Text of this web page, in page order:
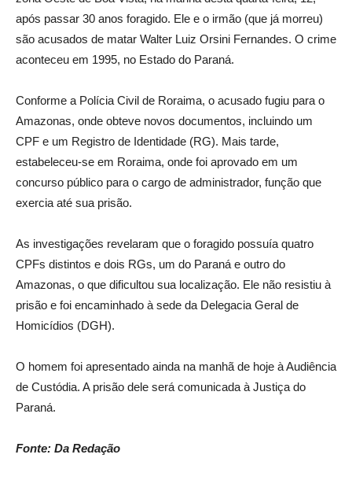
após passar 30 anos foragido. Ele e o irmão (que já morreu)
são acusados de matar Walter Luiz Orsini Fernandes. O crime
aconteceu em 1995, no Estado do Paraná.
Conforme a Polícia Civil de Roraima, o acusado fugiu para o
Amazonas, onde obteve novos documentos, incluindo um
CPF e um Registro de Identidade (RG). Mais tarde,
estabeleceu-se em Roraima, onde foi aprovado em um
concurso público para o cargo de administrador, função que
exercia até sua prisão.
As investigações revelaram que o foragido possuía quatro
CPFs distintos e dois RGs, um do Paraná e outro do
Amazonas, o que dificultou sua localização. Ele não resistiu à
prisão e foi encaminhado à sede da Delegacia Geral de
Homicídios (DGH).
O homem foi apresentado ainda na manhã de hoje à Audiência
de Custódia. A prisão dele será comunicada à Justiça do
Paraná.
Fonte: Da Redação